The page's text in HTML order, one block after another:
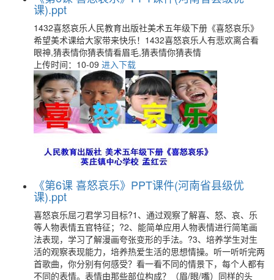
课).ppt
1432喜怒哀乐人民教育出版社美术五年级下册《喜怒哀乐》
希望美术课给大家带来快乐！1432喜怒哀乐人有悲欢离合看
眼神,猜表情你猜表情看眉毛,猜表情你猜表情
上传时间：10-09 进入下载
《第6课 喜怒哀乐》PPT课件(河南省县级优
课).ppt
喜怒哀乐屈刁君学习目标?1、通过观察了解喜、怒、哀、乐
等人物表情五官特征；?2、能简单应用人物表情进行简笔画
法表现，学习了解漫画夸张变形的手法。?3、培养学生对生
活的观察表现能力，培养热爱生活的思想情操。听一听听完两
首歌曲，你分别有何感受？看一看不同的情景下，每个人都有
不同的表情。表情由那些部位构成？（眉/眼/嘴）同样的头